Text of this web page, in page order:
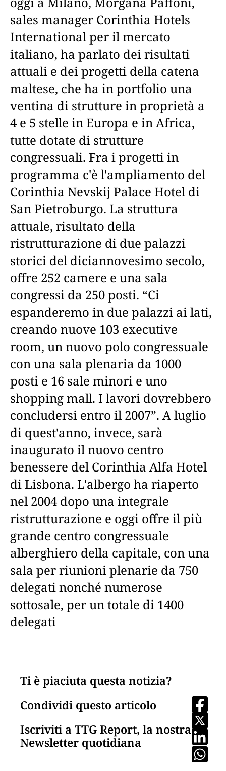
sales manager Corinthia Hotels
International per il mercato
italiano, ha parlato dei risultati
attuali e dei progetti della catena
maltese, che ha in portfolio una
ventina di strutture in proprietà a
4 e 5 stelle in Europa e in Africa,
tutte dotate di strutture
congressuali. Fra i progetti in
programma c'è l'ampliamento del
Corinthia Nevskij Palace Hotel di
San Pietroburgo. La struttura
attuale, risultato della
ristrutturazione di due palazzi
storici del diciannovesimo secolo,
offre 252 camere e una sala
congressi da 250 posti. “Ci
espanderemo in due palazzi ai lati,
creando nuove 103 executive
room, un nuovo polo congressuale
con una sala plenaria da 1000
posti e 16 sale minori e uno
shopping mall. I lavori dovrebbero
concludersi entro il 2007”. A luglio
di quest'anno, invece, sarà
inaugurato il nuovo centro
benessere del Corinthia Alfa Hotel
di Lisbona. L'albergo ha riaperto
nel 2004 dopo una integrale
ristrutturazione e oggi offre il più
grande centro congressuale
alberghiero della capitale, con una
sala per riunioni plenarie da 750
delegati nonché numerose
sottosale, per un totale di 1400
delegati
Ti è piaciuta questa notizia?
Condividi questo articolo
Iscriviti a TTG Report, la nostra
Newsletter quotidiana